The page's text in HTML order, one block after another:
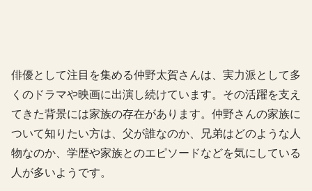
俳優として注目を集める仲野太賀さんは、実力派として多
くのドラマや映画に出演し続けています。その活躍を支え
てきた背景には家族の存在があります。仲野さんの家族に
ついて知りたい方は、父が誰なのか、兄弟はどのような人
物なのか、学歴や家族とのエピソードなどを気にしている
人が多いようです。